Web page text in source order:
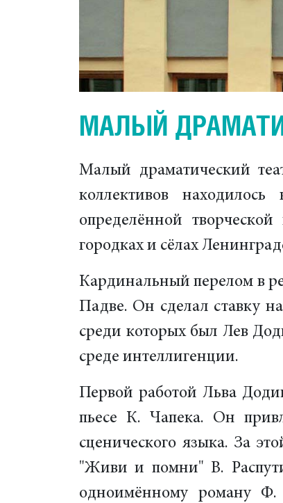
МАЛЫЙ
Малый драматический
коллективов
определённой
городках и сёлах
Кардинальный перелом в
Падве. Он сделал ставку
среди которых был Лев
среде интеллигенции.
Первой работой Льва
пьесе К. Чапека. Он
сценического языка. За
"Живи и помни" В.
одноимённому роману Ф.